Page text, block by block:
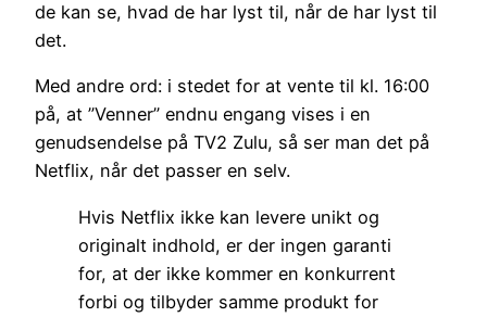
de kan se, hvad de har lyst til, når de har lyst til
det.
Med andre ord: i stedet for at vente til kl. 16:00
på, at ”Venner” endnu engang vises i en
genudsendelse på TV2 Zulu, så ser man det på
Netflix, når det passer en selv.
Hvis Netflix ikke kan levere unikt og
originalt indhold, er der ingen garanti
for, at der ikke kommer en konkurrent
forbi og tilbyder samme produkt for